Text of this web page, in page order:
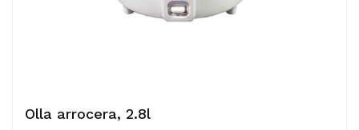
Olla arrocera, 2.8l